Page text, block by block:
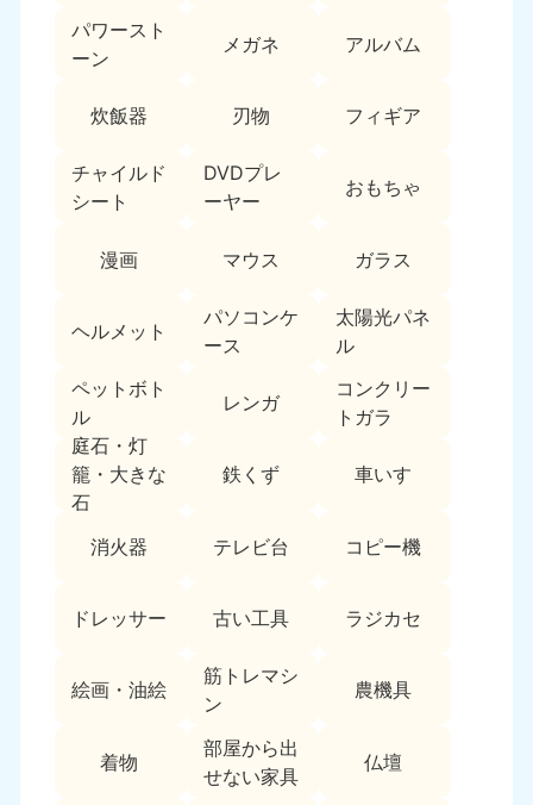
パワースト
ーン
メガネ アルバム
炊飯器 刃物 フィギア
チャイルド
シート
DVDプレ
ーヤー
おもちゃ
漫画 マウス ガラス
ヘルメット
パソコンケ
ース
太陽光パネ
ル
ペットボト
ル
レンガ
コンクリー
トガラ
庭石・灯
籠・大きな
石
鉄くず 車いす
消火器 テレビ台 コピー機
ドレッサー 古い工具 ラジカセ
絵画・油絵
筋トレマシ
ン
農機具
着物
部屋から出
せない家具
仏壇
050-1881-5250
9:00〜19:00 年中無休 9:00〜19:00 年中無休
奈良県
050-1881-5249
三重県
050-1881-5254
滋賀県
9:00〜19:00 年中無休 9:00〜19:00 年中無休
050-1881-5248
中国
岡山県
050-1881-5146
9:00〜19:00 年中無休
山口県
050-1880-9900
9:00〜19:00 年中無休 9:00〜19:00 年中無休
島根県
050-1881-5145
四国